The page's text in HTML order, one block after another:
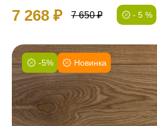
7 268 ₽ 7 650 ₽ - 5 %
-5% Новинка
Фаска:
Соединение:
Обработка:
Длина: